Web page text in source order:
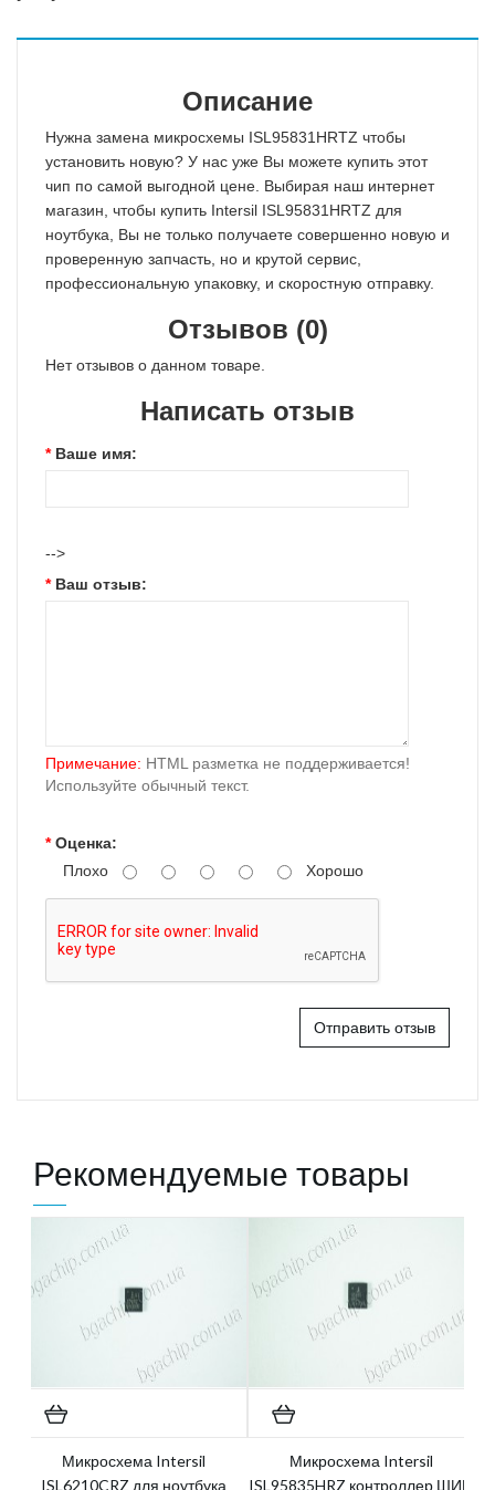
Описание
Нужна замена микросхемы ISL95831HRTZ чтобы
установить новую? У нас уже Вы можете купить этот
чип по самой выгодной цене. Выбирая наш интернет
магазин, чтобы купить Intersil ISL95831HRTZ для
ноутбука, Вы не только получаете совершенно новую и
проверенную запчасть, но и крутой сервис,
профессиональную упаковку, и скоростную отправку.
Отзывов (0)
Нет отзывов о данном товаре.
Написать отзыв
Ваше имя:
-->
Ваш отзыв:
Примечание: HTML разметка не поддерживается!
Используйте обычный текст.
Оценка:
Плохо
Хорошо
Отправить отзыв
Рекомендуемые товары
Микросхема Intersil
ISL6210CRZ для ноутбука
Микросхема Intersil
ISL95835HRZ контроллер ШИМ